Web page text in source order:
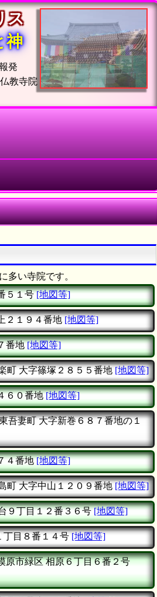
ス
神
発
教寺院
多い寺院です。
５１号 [地図等]
２１９４番地 [地図等]
番地 [地図等]
町大字篠塚２８５５番地 [地図等]
６０番地 [地図等]
吾妻町大字新巻６８７番地の１
４番地 [地図等]
町大字中山１２０９番地 [地図等]
９丁目１２番３６号 [地図等]
目８番１４号 [地図等]
原市緑区相原６丁目６番２号